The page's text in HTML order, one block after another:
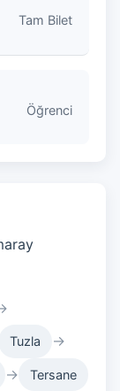
Tam Bilet
Öğrenci
Tuzla →
→ Tersane